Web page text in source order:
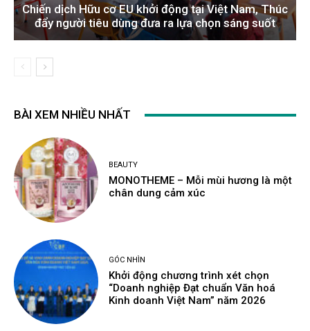
Chiến dịch Hữu cơ EU khởi động tại Việt Nam, Thúc
đẩy người tiêu dùng đưa ra lựa chọn sáng suốt
BÀI XEM NHIỀU NHẤT
BEAUTY
MONOTHEME – Mỗi mùi hương là một
chân dung cảm xúc
GÓC NHÌN
Khởi động chương trình xét chọn
“Doanh nghiệp Đạt chuẩn Văn hoá
Kinh doanh Việt Nam” năm 2026